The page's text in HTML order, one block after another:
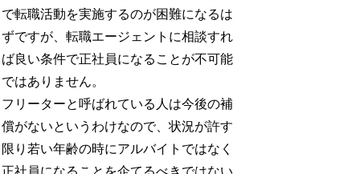
で転職活動を実施するのが困難になるは
ずですが、転職エージェントに相談すれ
ば良い条件で正社員になることが不可能
ではありません。
フリーターと呼ばれている人は今後の補
償がないというわけなので、状況が許す
限り若い年齢の時にアルバイトではなく